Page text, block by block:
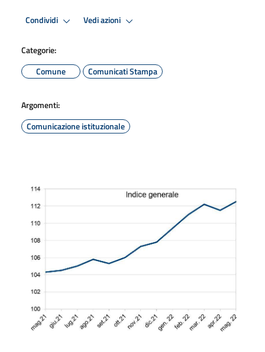
Condividi Vedi azioni
Categorie:
Comune
Comunicati Stampa
Argomenti:
Comunicazione istituzionale